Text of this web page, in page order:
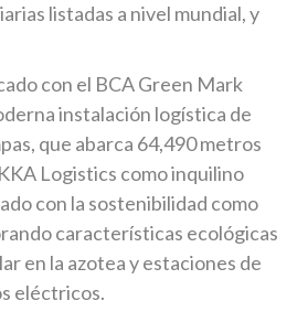
listadas a nivel mundial, y
con el BCA Green Mark
instalación logística de
que abarca 64,490 metros
Logistics como inquilino
con la sostenibilidad como
características ecológicas
en la azotea y estaciones de
eléctricos.